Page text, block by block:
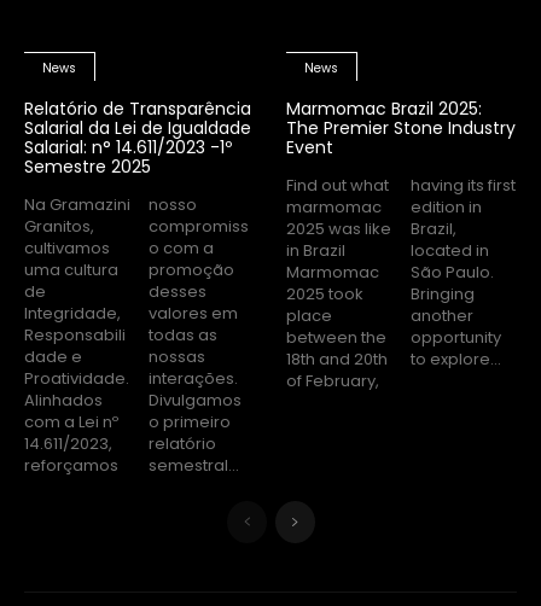
News
Relatório de Transparência
Salarial da Lei de Igualdade
Salarial: n° 14.611/2023 -1º
Semestre 2025
Na Gramazini
Granitos,
cultivamos
uma cultura
de
Integridade,
Responsabili
dade e
Proatividade.
Alinhados
com a Lei nº
14.611/2023,
reforçamos
nosso
compromiss
o com a
promoção
desses
valores em
todas as
nossas
interações.
Divulgamos
o primeiro
relatório
semestral...
News
Marmomac Brazil 2025:
The Premier Stone Industry
Event
Find out what
marmomac
2025 was like
in Brazil
Marmomac
2025 took
place
between the
18th and 20th
of February,
having its first
edition in
Brazil,
located in
São Paulo.
Bringing
another
opportunity
to explore...